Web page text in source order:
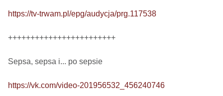
https://tv-trwam.pl/epg/audycja/prg.117538
++++++++++++++++++++++++
Sepsa, sepsa i... po sepsie
https://vk.com/video-201956532_456240746